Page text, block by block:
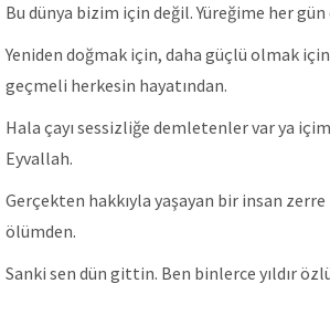
Bu dünya bizim için değil. Yüreğime her
Yeniden doğmak için, daha güçlü olmak
geçmeli herkesin hayatından.
Hala çayı sessizliğe demletenler var ya
Eyvallah.
Gerçekten hakkıyla yaşayan bir insan
ölümden.
Sanki sen dün gittin. Ben binlerce yıldır